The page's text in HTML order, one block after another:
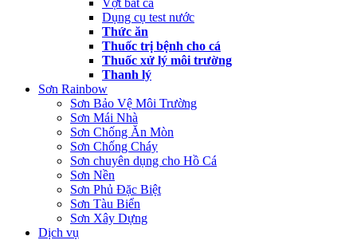
Dụng cụ test nước
Thức ăn
Thuốc trị bệnh cho cá
Thuốc xử lý môi trường
Thanh lý
Sơn Rainbow
Sơn Bảo Vệ Môi Trường
Sơn Mái Nhà
Sơn Chống Ăn Mòn
Sơn Chống Cháy
Sơn chuyên dụng cho Hồ Cá
Sơn Nền
Sơn Phủ Đặc Biệt
Sơn Tàu Biển
Sơn Xây Dựng
Dịch vụ